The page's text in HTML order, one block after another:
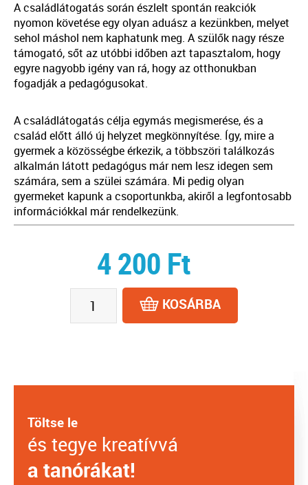
A családlátogatás során észlelt spontán reakciók
nyomon követése egy olyan aduász a kezünkben, melyet
sehol máshol nem kaphatunk meg. A szülők nagy része
támogató, sőt az utóbbi időben azt tapasztalom, hogy
egyre nagyobb igény van rá, hogy az otthonukban
fogadják a pedagógusokat.
A családlátogatás célja egymás megismerése, és a
család előtt álló új helyzet megkönnyítése. Így, mire a
gyermek a közösségbe érkezik, a többszöri találkozás
alkalmán látott pedagógus már nem lesz idegen sem
számára, sem a szülei számára. Mi pedig olyan
gyermeket kapunk a csoportunkba, akiről a legfontosabb
információkkal már rendelkezünk.
4 200 Ft
KOSÁRBA
Töltse le
és tegye kreatívvá
a tanórákat!